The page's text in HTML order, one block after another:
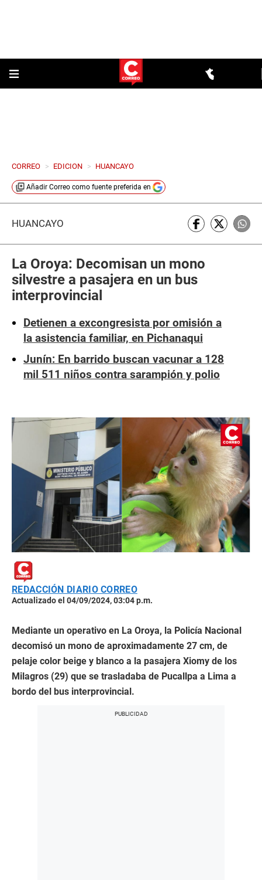
CORREO > EDICION > HUANCAYO
Añadir Correo como fuente preferida en
HUANCAYO
La Oroya: Decomisan un mono
silvestre a pasajera en un bus
interprovincial
Detienen a excongresista por omisión a
la asistencia familiar, en Pichanaqui
Junín: En barrido buscan vacunar a 128
mil 511 niños contra sarampión y polio
REDACCIÓN DIARIO CORREO
Actualizado el 04/09/2024, 03:04 p.m.
Mediante un operativo en La Oroya, la Policía Nacional
decomisó un mono de aproximadamente 27 cm, de
pelaje color beige y blanco a la pasajera Xiomy de los
Milagros (29) que se trasladaba de Pucallpa a Lima a
bordo del bus interprovincial.